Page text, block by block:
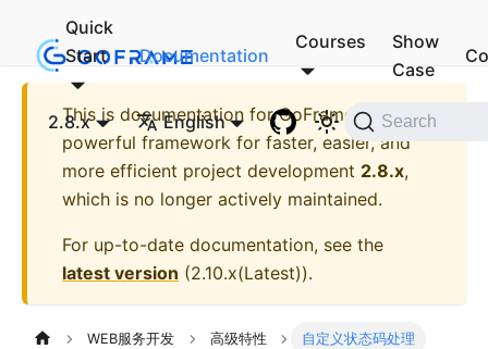
Quick
Start
Documentation
Courses
Show
Case
2.8.x English Search
This is documentation forGoFrame - A
powerful framework for faster, easier, and
more efficient project development 2.8.x,
which is no longer actively maintained.
For up-to-date documentation, see the
latest version (2.10.x(Latest)).
WEB服务开发 高级特性 自定义状态码处理